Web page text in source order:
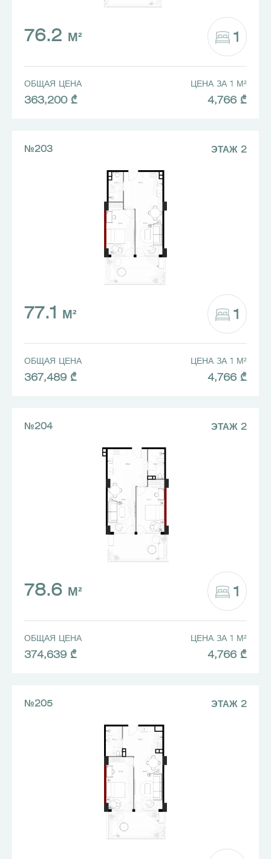
76.2 М² 1
ОБЩАЯ ЦЕНА
363,200 ₾
ЦЕНА ЗА 1 М²
4,766 ₾
№203 ЭТАЖ 2
77.1 М² 1
ОБЩАЯ ЦЕНА
367,489 ₾
ЦЕНА ЗА 1 М²
4,766 ₾
№204 ЭТАЖ 2
78.6 М² 1
ОБЩАЯ ЦЕНА
374,639 ₾
ЦЕНА ЗА 1 М²
4,766 ₾
№205 ЭТАЖ 2